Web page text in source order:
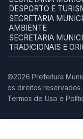
DESPORTO E
SECRETARIA
AMBIENTE
SECRETARIA
TRADICIONAIS E
©2026 Prefeitura
os direitos reservados.
Termos de Uso e